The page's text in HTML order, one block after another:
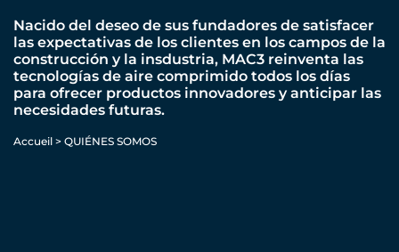
Accueil > QUIÉNES SOMOS
Nacido del deseo de sus fundadores de satisfacer
las expectativas de los clientes en los campos de la
construcción y la insdustria, MAC3 reinventa las
tecnologías de aire comprimido todos los días
para ofrecer productos innovadores y anticipar las
necesidades futuras.